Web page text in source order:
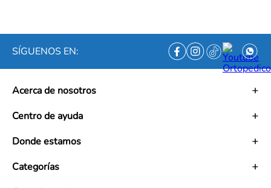
SÍGUENOS EN:
Acerca de nosotros
Misión
Trabaja con nosotros
Ética empresarial
Centro de ayuda
Políticas de tratamiento de datos personales
PQRS y Garantías
Donde estamos
Mapa de tiendas
Contacto
Categorías